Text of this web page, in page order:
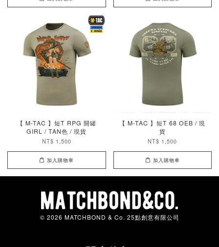
【 M-TAC 】短T RPG 開罐
GIRL / TAN色 / 現貨
NT$ 1,500
加入購物車
【 M-TAC 】短T 68 OEB / 現
貨
NT$ 1,500
加入購物車
© 2026 MATCHBOND & Co. 25點創意有限公司